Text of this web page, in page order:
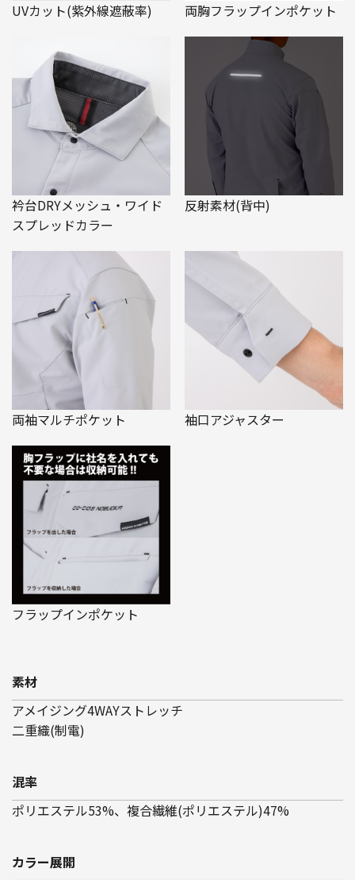
UVカット(紫外線遮蔽率) 両胸フラップインポケット
衿台DRYメッシュ・ワイド
スプレッドカラー
反射素材(背中)
両袖マルチポケット 袖口アジャスター
フラップインポケット
素材
アメイジング4WAYストレッチ
二重織(制電)
混率
ポリエステル53%、複合繊維(ポリエステル)47%
カラー展開